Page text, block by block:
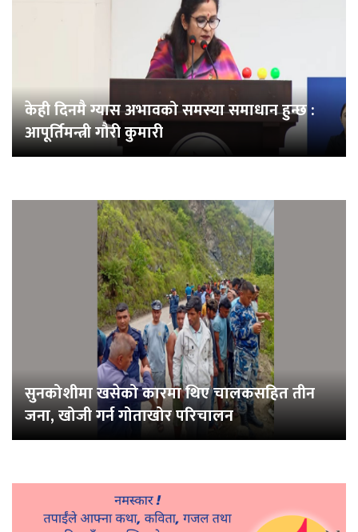
केही दिनमै ग्यास अभावको समस्या समाधान हुन्छ :
आपूर्तिमन्त्री गौरी कुमारी
सुनकोशीमा खसेको कारमा थिए चालकसहित तीन
जना, खोजी गर्न गोताखोर परिचालन